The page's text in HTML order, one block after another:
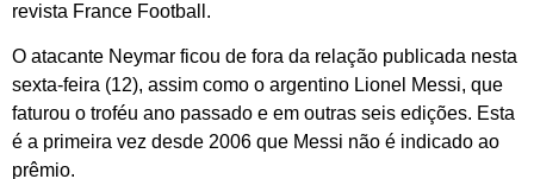
revista France Football.
O atacante Neymar ficou de fora da relação publicada nesta
sexta-feira (12), assim como o argentino Lionel Messi, que
faturou o troféu ano passado e em outras seis edições. Esta
é a primeira vez desde 2006 que Messi não é indicado ao
prêmio.